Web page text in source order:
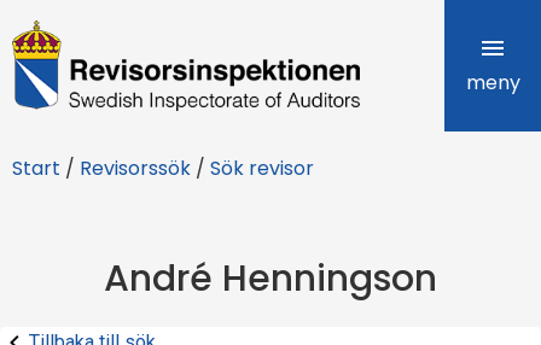
R
e
i
r
meny
Start / Revisorssök / Sök revisor
André Henningson